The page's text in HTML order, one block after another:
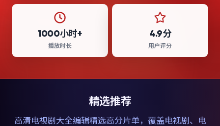
1000小时+
播放时长
4.9分
用户评分
精选推荐
高清电视剧大全编辑精选高分片单，覆盖电视剧、电